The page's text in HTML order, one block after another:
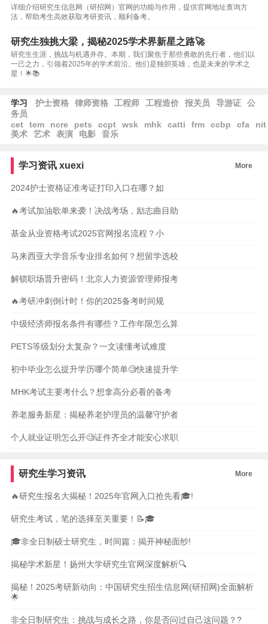
详细介绍研究生信息网（研招网）官网的功能与作用，提供官网地址查询方
法，帮助考生高效获取考研资讯，顺利备考。
研究生独挑大梁，揭秘2025学术界新星之路🚀
研究生生涯，挑战与机遇并存。本期，我们聚焦于那些勇敢的先行者，他们以
一己之力，引领着2025年的学术前沿。他们是独胆英雄，也是未来的学术之
星！🌟📚
学习 护士资格 律师资格 工程师 工程造价 报关员 导游证
公
务员
cet
tem ncre pets ccpt wsk mhk catti frm ccbp cfa
nit
美术
艺术 表演 电影 音乐
学习资讯 xuexi More
2024护士资格证准考证打印入口在哪？如
🔥考试加油歌单来袭！决战考场，励志曲目助
基金从业资格考试2025官网报名流程？小
马来西亚大学音乐专业排名如何？想留学选校
解锁职场晋升密码！北京人力资源管理师报考
🔥考研冲刺倒计时！你的2025备考时间规
中级经济师报名条件有哪些？工作年限怎么算
PETS等级划分太复杂？一文读懂考试难度
初中毕业怎么提升学历哪个简单🧐快速提升学
MHK考试主要考什么？想拿高分必看的备考
养老服务新星：揭秘养老护理员的温馨守护者
个人就业证明怎么开🧐证件齐全才能安心求职
研究生学习资讯 More
🔥研究生报名大揭秘！2025年官网入口抢先看🎓!
研究生考试，笔的选择至关重要！📝🎓
🎓非全日制硕士研究生，时间篇：揭开神秘面纱!
揭秘学术新星！扬州大学研究生官网深度解析🔍
揭秘！2025考研新动向：中国研究生招生信息网(研招网)全面解析
🌟
非全日制研究生：挑战与成长之路，你是否问过自己这问题？?